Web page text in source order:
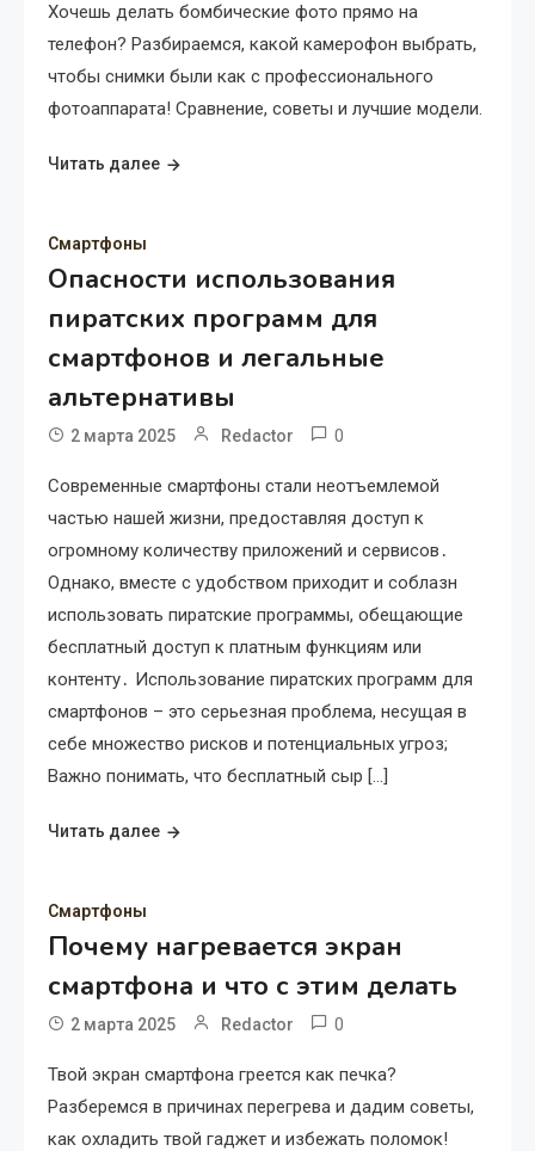
Хочешь делать бомбические фото прямо на
телефон? Разбираемся, какой камерофон выбрать,
чтобы снимки были как с профессионального
фотоаппарата! Сравнение, советы и лучшие модели.
Читать далее
Смартфоны
Опасности использования
пиратских программ для
смартфонов и легальные
альтернативы
2 марта 2025 Redactor 0
Современные смартфоны стали неотъемлемой
частью нашей жизни, предоставляя доступ к
огромному количеству приложений и сервисов․
Однако, вместе с удобством приходит и соблазн
использовать пиратские программы, обещающие
бесплатный доступ к платным функциям или
контенту․ Использование пиратских программ для
смартфонов – это серьезная проблема, несущая в
себе множество рисков и потенциальных угроз;
Важно понимать, что бесплатный сыр […]
Читать далее
Смартфоны
Почему нагревается экран
смартфона и что с этим делать
2 марта 2025 Redactor 0
Твой экран смартфона греется как печка?
Разберемся в причинах перегрева и дадим советы,
как охладить твой гаджет и избежать поломок!